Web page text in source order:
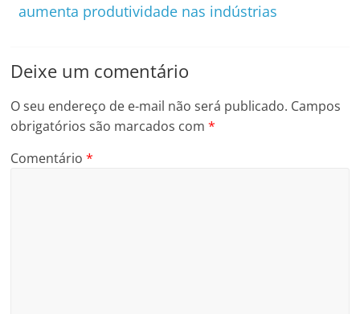
aumenta produtividade nas indústrias
Deixe um comentário
O seu endereço de e-mail não será publicado. Campos
obrigatórios são marcados com*
Comentário*